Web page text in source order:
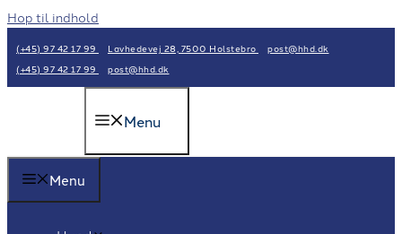
Hop til indhold
(+45) 97 42 17 99 Lavhedevej 28, 7500 Holstebro
post@hhd.dk
(+45) 97 42 17 99
post@hhd.dk
Menu
Menu